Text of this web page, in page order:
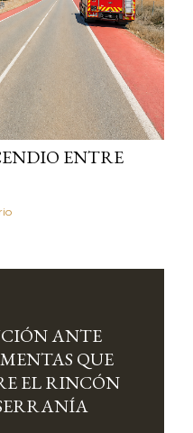
ENTRE
ANTE
QUE
EL RINCÓN